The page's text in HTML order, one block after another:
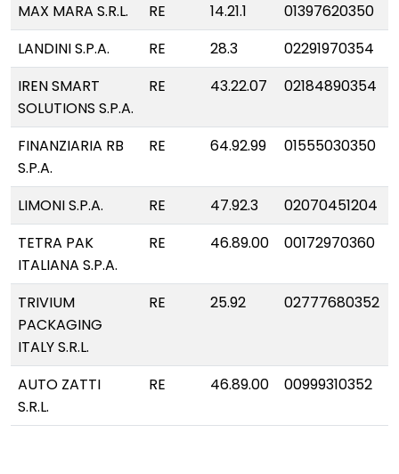
MAX MARA S.R.L. RE 14.21.1
01397620350
LANDINI S.P.A.
RE 28.3
02291970354
IREN SMART
SOLUTIONS S.P.A.
RE 43.22.07 02184890354
FINANZIARIA RB
S.P.A.
RE 64.92.99 01555030350
LIMONI S.P.A. RE 47.92.3
02070451204
TETRA PAK
ITALIANA S.P.A.
RE 46.89.00 00172970360
TRIVIUM
PACKAGING
ITALY S.R.L.
RE 25.92 02777680352
AUTO ZATTI
S.R.L.
RE 46.89.00 00999310352